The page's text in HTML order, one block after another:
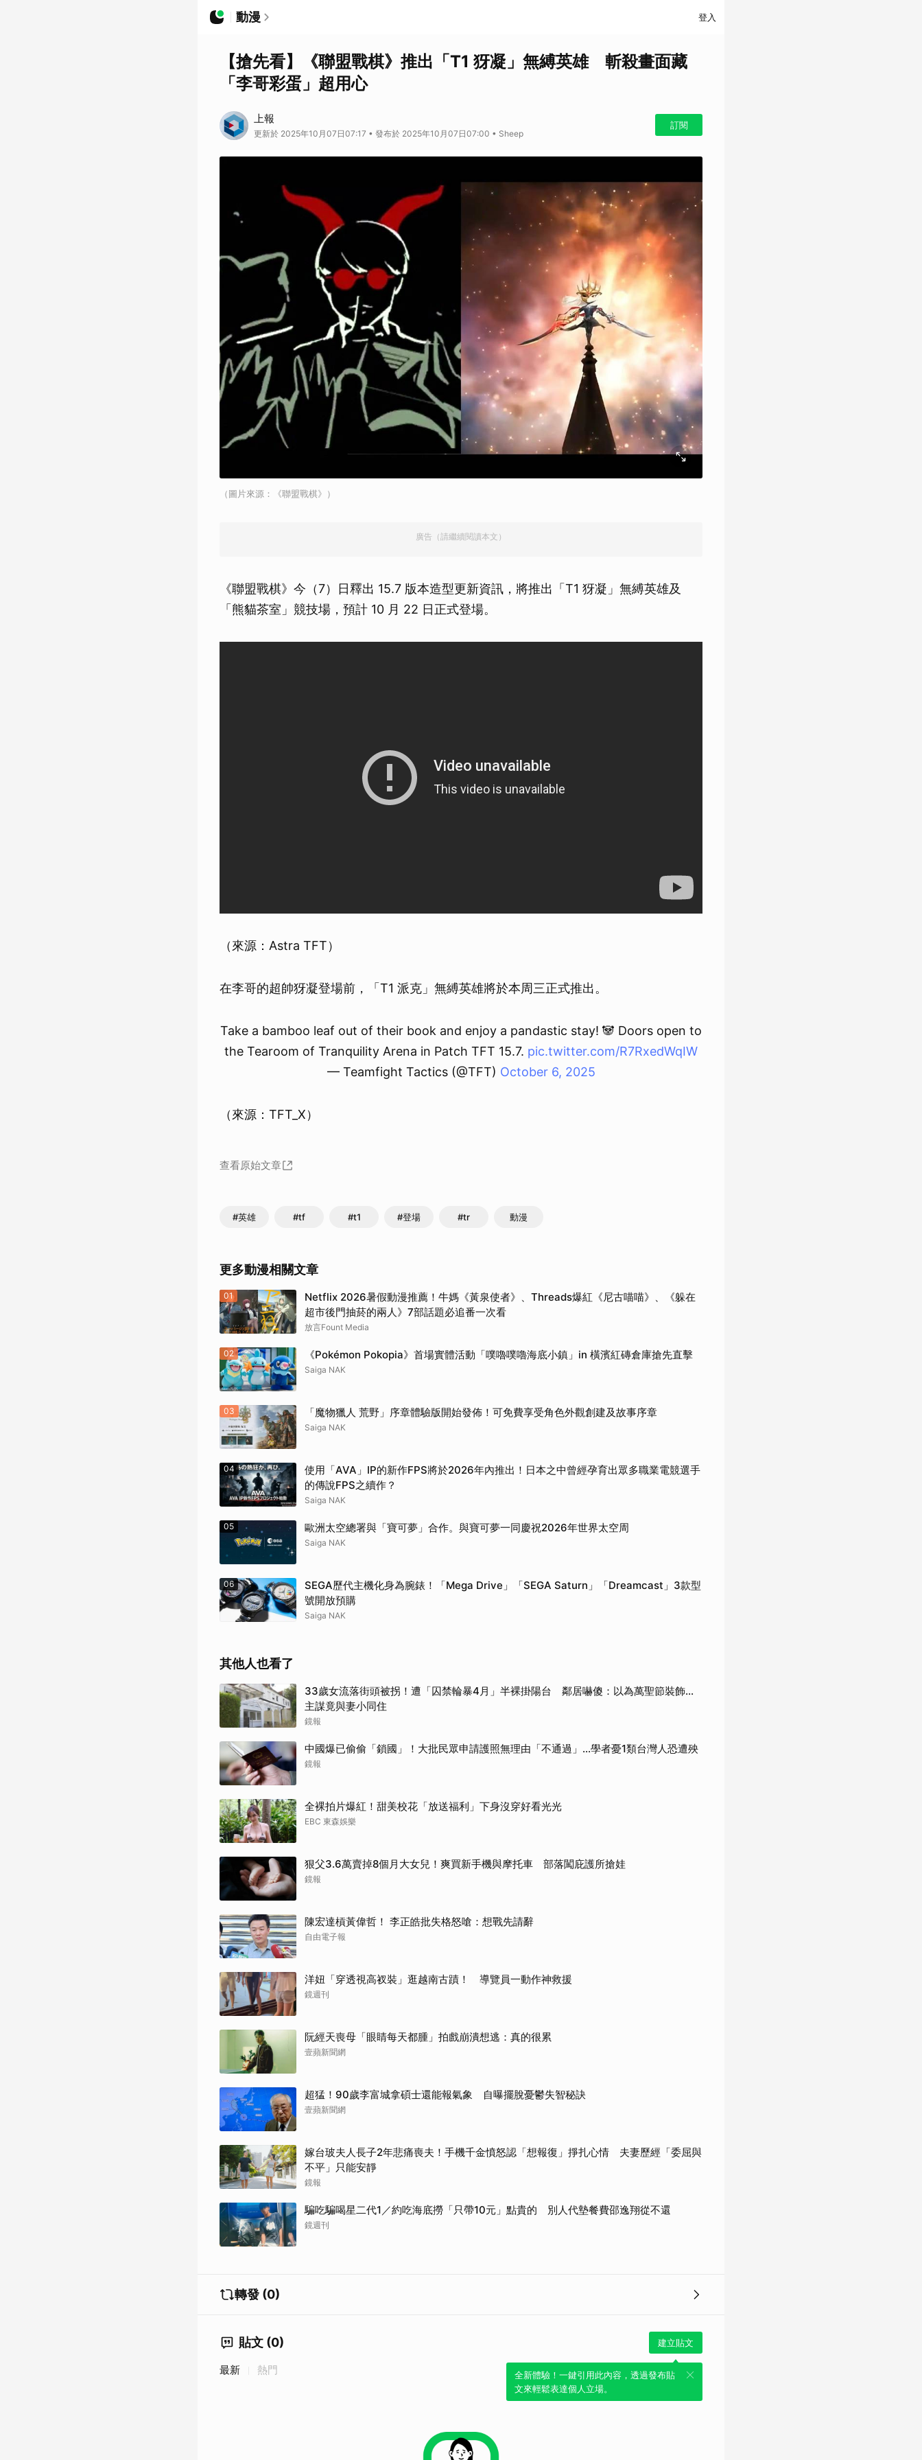
動漫 登入
【搶先看】《聯盟戰棋》推出「T1 犽凝」無縛英雄 斬殺畫面藏
「李哥彩蛋」超用心
上報
更新於 2025年10月07日07:17 • 發布於 2025年10月07日07:00 • Sheep
訂閱
（圖片來源：《聯盟戰棋》）
廣告（請繼續閱讀本文）
《聯盟戰棋》今（7）日釋出 15.7 版本造型更新資訊，將推出「T1 犽凝」無縛英雄及
「熊貓茶室」競技場，預計 10 月 22 日正式登場。
（來源：Astra TFT）
在李哥的超帥犽凝登場前，「T1 派克」無縛英雄將於本周三正式推出。
Take a bamboo leaf out of their book and enjoy a pandastic stay! 🐼 Doors open to
the Tearoom of Tranquility Arena in Patch TFT 15.7. pic.twitter.com/R7RxedWqIW
— Teamfight Tactics (@TFT) October 6, 2025
（來源：TFT_X）
查看原始文章
#英雄 #tf #t1 #登場 #tr 動漫
更多動漫相關文章
01
Netflix 2026暑假動漫推薦！牛媽《黃泉使者》、Threads爆紅《尼古喵喵》、《躲在
超市後門抽菸的兩人》7部話題必追番一次看
放言Fount Media
02 《Pokémon Pokopia》首場實體活動「噗嚕噗嚕海底小鎮」in 橫濱紅磚倉庫搶先直擊
Saiga NAK
03 「魔物獵人 荒野」序章體驗版開始發佈！可免費享受角色外觀創建及故事序章
Saiga NAK
04
使用「AVA」IP的新作FPS將於2026年內推出！日本之中曾經孕育出眾多職業電競選手
的傳說FPS之續作？
Saiga NAK
05 歐洲太空總署與「寶可夢」合作。與寶可夢一同慶祝2026年世界太空周
Saiga NAK
06
SEGA歷代主機化身為腕錶！「Mega Drive」「SEGA Saturn」「Dreamcast」3款型
號開放預購
Saiga NAK
其他人也看了
33歲女流落街頭被拐！遭「囚禁輪暴4月」半裸掛陽台 鄰居嚇傻：以為萬聖節裝飾...
主謀竟與妻小同住
鏡報
中國爆已偷偷「鎖國」！大批民眾申請護照無理由「不通過」...學者憂1類台灣人恐遭殃
鏡報
全裸拍片爆紅！甜美校花「放送福利」下身沒穿好看光光
EBC 東森娛樂
狠父3.6萬賣掉8個月大女兒！爽買新手機與摩托車 部落闖庇護所搶娃
鏡報
陳宏達槓黃偉哲！ 李正皓批失格怒嗆：想戰先請辭
自由電子報
洋妞「穿透視高衩裝」逛越南古蹟！ 導覽員一動作神救援
鏡週刊
阮經天喪母「眼睛每天都腫」拍戲崩潰想逃：真的很累
壹蘋新聞網
超猛！90歲李富城拿碩士還能報氣象 自曝擺脫憂鬱失智秘訣
壹蘋新聞網
嫁台玻夫人長子2年悲痛喪夫！手機千金憤怒認「想報復」掙扎心情 夫妻歷經「委屈與
不平」只能安靜
鏡報
騙吃騙喝星二代1／約吃海底撈「只帶10元」點貴的 別人代墊餐費邵逸翔從不還
鏡週刊
轉發 (0)
貼文 (0) 建立貼文
全新體驗！一鍵引用此內容，透過發布貼
文來輕鬆表達個人立場。
最新 熱門